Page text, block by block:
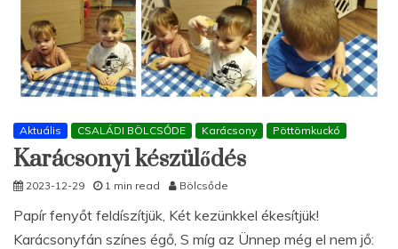
Aktuális CSALÁDI BÖLCSŐDE Karácsony Pöttömkuckó
Karácsonyi készülődés
2023-12-29 1 min read Bölcsőde
Papír fenyőt feldíszítjük, Két kezünkkel ékesítjük!
Karácsonyfán színes égő, S míg az Ünnep még el nem jő: